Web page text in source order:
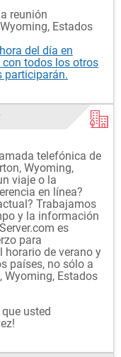
reunión
Estados
del día en
con todos los otros
participarán.
telefónica de
Wyoming,
viaje o la
en línea?
Trabajamos
y la información
es
para
horario de verano y
países, no sólo a
Wyoming, Estados
usted